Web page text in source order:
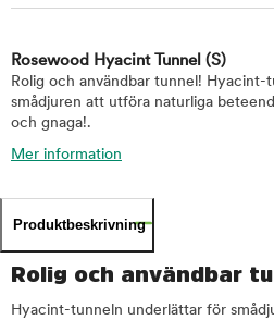
Rosewood Hyacint Tunnel (S)
Rolig och användbar tunnel!
smådjuren att utföra naturliga
och gnaga!.
Mer information
Produktbeskrivning
Rolig och användbar
Hyacint-tunneln underlättar för